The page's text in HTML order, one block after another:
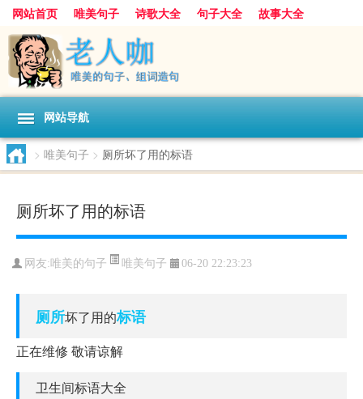
网站首页 唯美句子 诗歌大全 句子大全
故事大全
人生感悟
其他美文 美文欣赏
感人故事
句子分类
网站导航
> 唯美句子 > 厕所坏了用的标语
厕所坏了用的标语
网友: 唯美的句子 唯美句子 06-20 22:23:23
厕所坏了用的标语
正在维修 敬请谅解
卫生间标语大全